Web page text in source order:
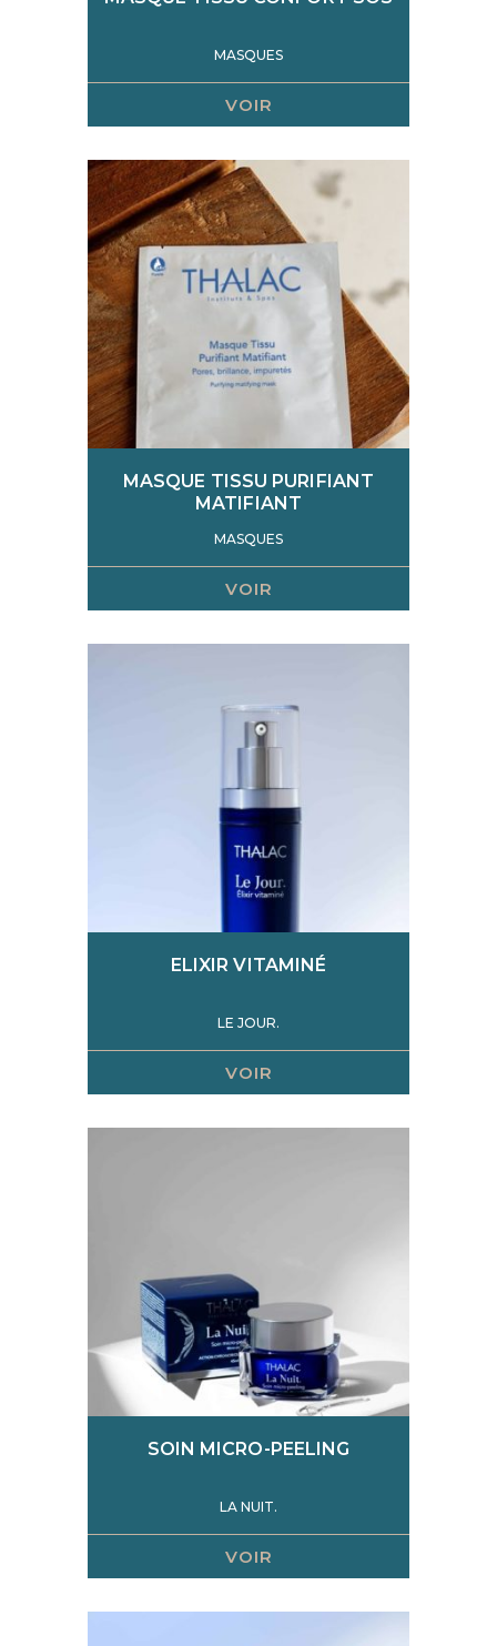
MASQUES
VOIR
MASQUE TISSU PURIFIANT
MATIFIANT
MASQUES
VOIR
ELIXIR VITAMINÉ
LE JOUR.
VOIR
SOIN MICRO-PEELING
LA NUIT.
VOIR